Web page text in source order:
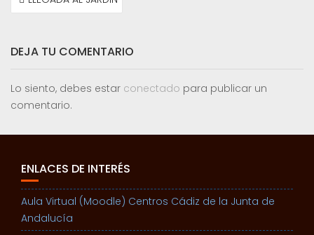
DE
DEJA TU COMENTARIO
Lo siento, debes estar conectado para publicar un
comentario.
ENLACES DE INTERÉS
Aula Virtual (Moodle) Centros Cádiz de la Junta de
Andalucía